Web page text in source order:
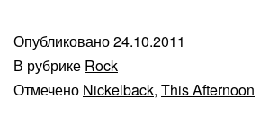
Опубликовано24.10.2011
В рубрике Rock
Отмечено Nickelback, This Afternoon